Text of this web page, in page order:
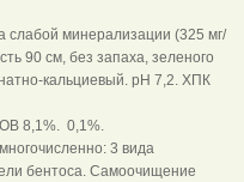
минерализации (325 мг/
90 см, без запаха, зеленого
кальциевый. pH 7,2. ХПК
8,1%. 0,1%.
3 вида
бентоса. Самоочищение